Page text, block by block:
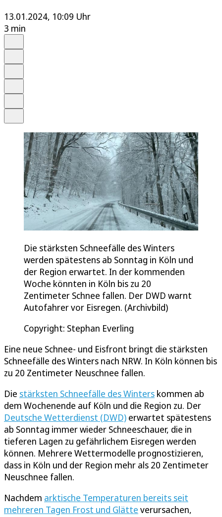
13.01.2024, 10:09 Uhr
3 min
Die stärksten Schneefälle des Winters
werden spätestens ab Sonntag in Köln und
der Region erwartet. In der kommenden
Woche könnten in Köln bis zu 20
Zentimeter Schnee fallen. Der DWD warnt
Autofahrer vor Eisregen. (Archivbild)
Copyright: Stephan Everling
Eine neue Schnee- und Eisfront bringt die stärksten
Schneefälle des Winters nach NRW. In Köln können bis
zu 20 Zentimeter Neuschnee fallen.
Die stärksten Schneefälle des Winters kommen ab
dem Wochenende auf Köln und die Region zu. Der
Deutsche Wetterdienst (DWD) erwartet spätestens
ab Sonntag immer wieder Schneeschauer, die in
tieferen Lagen zu gefährlichem Eisregen werden
können. Mehrere Wettermodelle prognostizieren,
dass in Köln und der Region mehr als 20 Zentimeter
Neuschnee fallen.
Nachdem arktische Temperaturen bereits seit
mehreren Tagen Frost und Glätte verursachen,